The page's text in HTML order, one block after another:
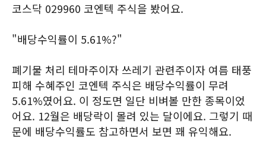
코스닥 029960 코엔텍 주식을 봤어요.
"배당수익률이 5.61%?"
폐기물 처리 테마주이자 쓰레기 관련주이자 여름 태풍
피해 수혜주인 코엔텍 주식은 배당수익률이 무려
5.61%였어요. 이 정도면 일단 비벼볼 만한 종목이었
어요. 12월은 배당락이 몰려 있는 달이에요. 그렇기 때
문에 배당수익률도 참고하면서 보면 꽤 유익해요.